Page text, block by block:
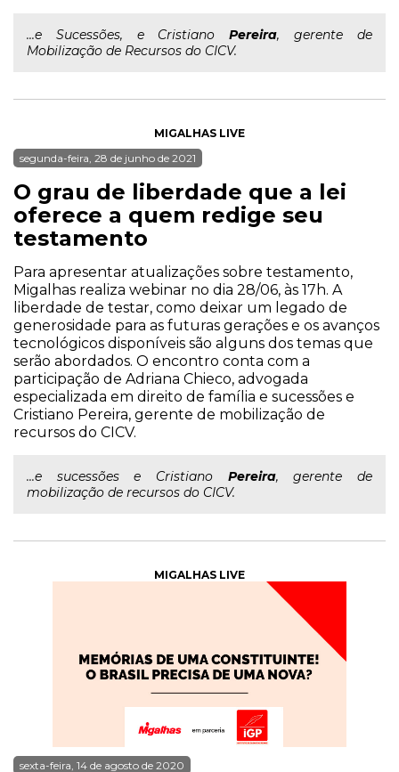
...e Sucessões, e CristianoPereira, gerente de
Mobilização de Recursos do CICV.
MIGALHAS LIVE
segunda-feira, 28 de junho de 2021
O grau de liberdade que a lei
oferece a quem redige seu
testamento
Para apresentar atualizações sobre testamento,
Migalhas realiza webinar no dia 28/06, às 17h. A
liberdade de testar, como deixar um legado de
generosidade para as futuras gerações e os avanços
tecnológicos disponíveis são alguns dos temas que
serão abordados. O encontro conta com a
participação de Adriana Chieco, advogada
especializada em direito de família e sucessões e
Cristiano Pereira, gerente de mobilização de
recursos do CICV.
...e sucessões e Cristiano Pereira, gerente de
mobilização de recursos do CICV.
MIGALHAS LIVE
sexta-feira, 14 de agosto de 2020